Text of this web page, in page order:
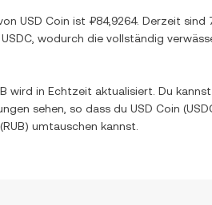
USD Coin ist ₽84,9264. Derzeit sind
, wodurch die vollständig
wird in Echtzeit aktualisiert. Du
sehen, so dass du USD Coin (
(RUB) umtauschen kannst.